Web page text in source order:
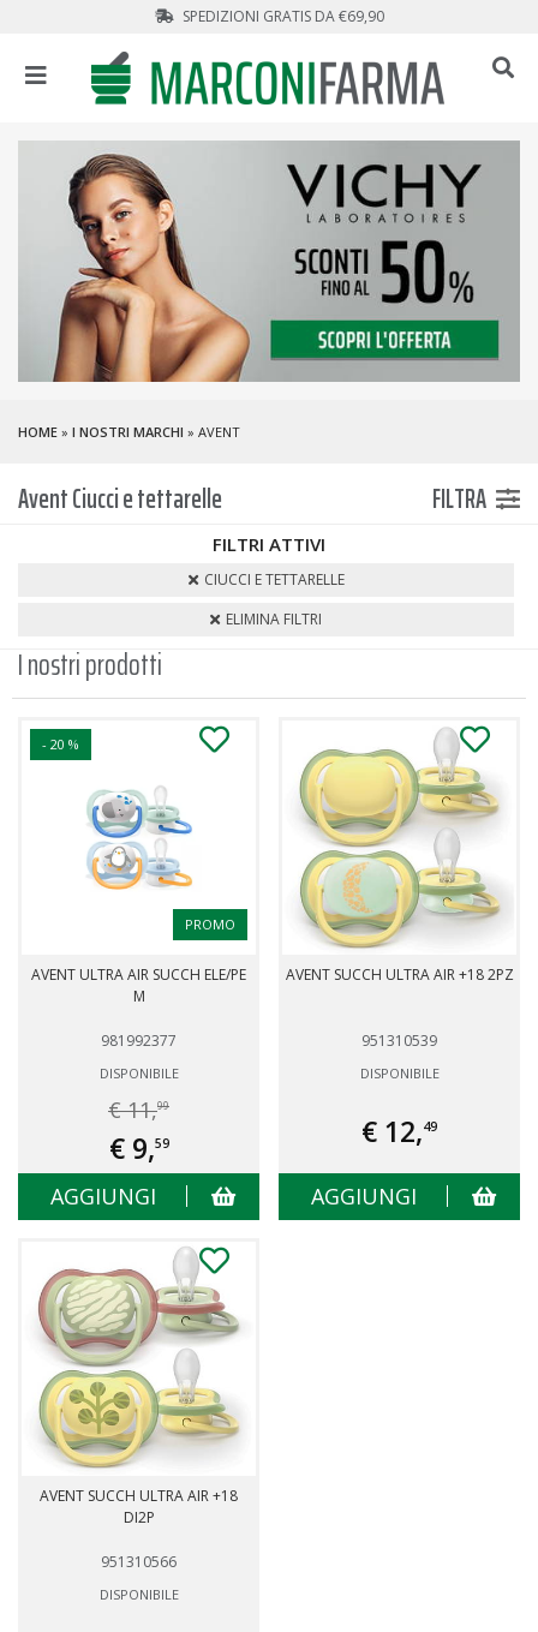
SPEDIZIONI GRATIS DA €69,90
HOME » I NOSTRI MARCHI » AVENT
Avent Ciucci e tettarelle FILTRA
FILTRI ATTIVI
CIUCCI E TETTARELLE
ELIMINA FILTRI
I nostri prodotti
- 20 %
PROMO
AVENT ULTRA AIR SUCCH ELE/PE
M
981992377
DISPONIBILE
€ 11,99
€ 9,59
AGGIUNGI
AVENT SUCCH ULTRA AIR +18 2PZ
951310539
DISPONIBILE
€ 12,49
AGGIUNGI
AVENT SUCCH ULTRA AIR +18
DI2P
951310566
DISPONIBILE